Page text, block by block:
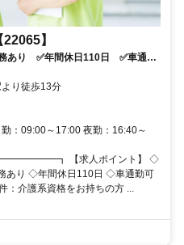
】
あり ✅年間休日110日 ✅車通勤
：介護系資格をお持ちの方
駅より徒歩13分
：09:00～17:00 夜勤：16:40～
【求人ポイント】 ◇
あり ◇年間休日110日 ◇車通勤可
介護系資格をお持ちの方 ...